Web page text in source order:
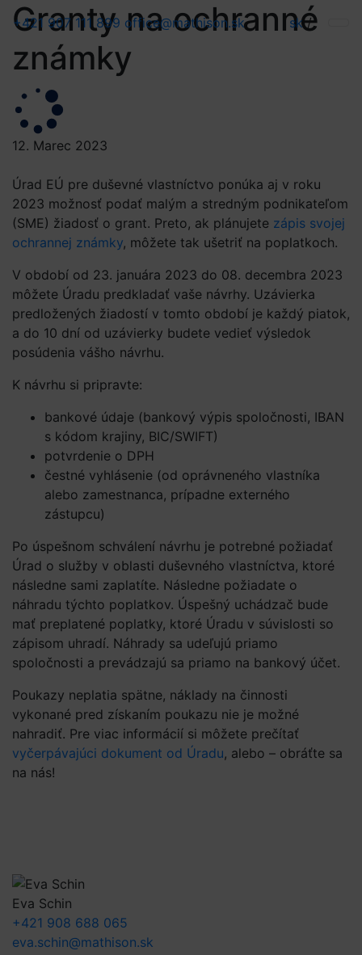
+421 907 111 899 office@mathison.sk sk/
Granty na ochranné
známky
12. Marec 2023
Úrad EÚ pre duševné vlastníctvo ponúka aj v roku
2023 možnosť podať malým a stredným podnikateľom
(SME) žiadosť o grant. Preto, ak plánujete zápis svojej
ochrannej známky, môžete tak ušetriť na poplatkoch.
V období od 23. januára 2023 do 08. decembra 2023
môžete Úradu predkladať vaše návrhy. Uzávierka
predložených žiadostí v tomto období je každý piatok,
a do 10 dní od uzávierky budete vedieť výsledok
posúdenia vášho návrhu.
K návrhu si pripravte:
bankové údaje (bankový výpis spoločnosti, IBAN
s kódom krajiny, BIC/SWIFT)
potvrdenie o DPH
čestné vyhlásenie (od oprávneného vlastníka
alebo zamestnanca, prípadne externého
zástupcu)
Po úspešnom schválení návrhu je potrebné požiadať
Úrad o služby v oblasti duševného vlastníctva, ktoré
následne sami zaplatíte. Následne požiadate o
náhradu týchto poplatkov. Úspešný uchádzač bude
mať preplatené poplatky, ktoré Úradu v súvislosti so
zápisom uhradí. Náhrady sa udeľujú priamo
spoločnosti a prevádzajú sa priamo na bankový účet.
Poukazy neplatia spätne, náklady na činnosti
vykonané pred získaním poukazu nie je možné
nahradiť. Pre viac informácií si môžete prečítať
vyčerpávajúci dokument od Úradu, alebo – obráťte sa
na nás!
Eva Schin
+421 908 688 065
eva.schin@mathison.sk